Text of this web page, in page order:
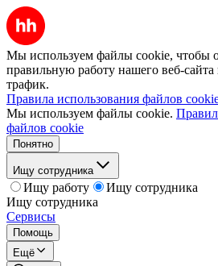
Мы используем файлы cookie, чтобы
правильную работу нашего веб-сайта
трафик.
Правила использования файлов
Мы используем файлы cookie.
файлов cookie
Понятно
Ищу сотрудника
Ищу работу
Ищу сотрудника
Ищу сотрудника
Сервисы
Помощь
Ещё